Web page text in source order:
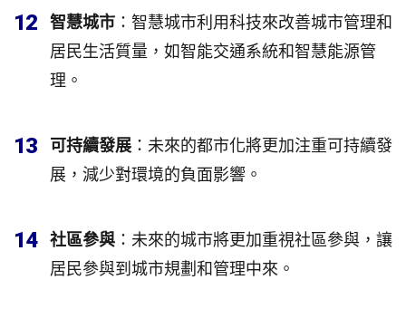
12 智慧城市 ：智慧城市利用科技來改善城市管理和
居民生活質量，如智能交通系統和智慧能源管
理。
13 可持續發展 ：未來的都市化將更加注重可持續發
展，減少對環境的負面影響。
14 社區參與 ：未來的城市將更加重視社區參與，讓
居民參與到城市規劃和管理中來。